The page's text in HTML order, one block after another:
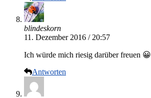
blindeskorn
11. Dezember 2016 / 20:57
Ich würde mich riesig darüber freuen 😀
Antworten